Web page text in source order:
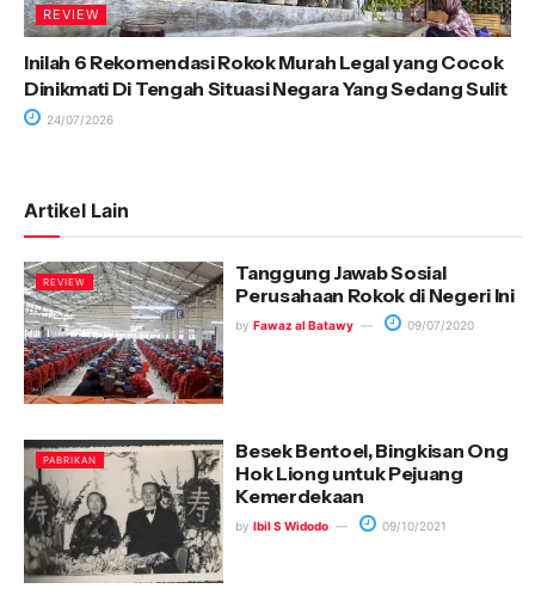
REVIEW
Inilah 6 Rekomendasi Rokok Murah Legal yang Cocok
Dinikmati Di Tengah Situasi Negara Yang Sedang Sulit
24/07/2026
Artikel Lain
REVIEW
Tanggung Jawab Sosial
Perusahaan Rokok di Negeri Ini
by Fawaz al Batawy 09/07/2020
PABRIKAN
Besek Bentoel, Bingkisan Ong
Hok Liong untuk Pejuang
Kemerdekaan
by Ibil S Widodo 09/10/2021